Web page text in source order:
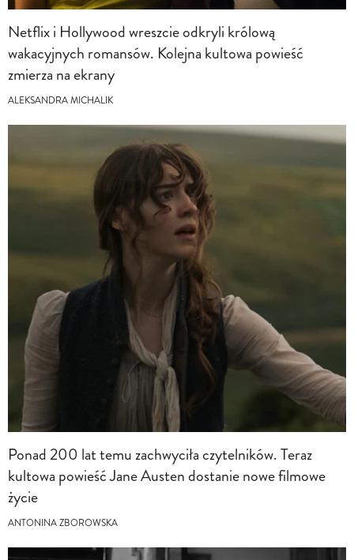
Netflix i Hollywood wreszcie odkryli królową
wakacyjnych romansów. Kolejna kultowa powieść
zmierza na ekrany
ALEKSANDRA MICHALIK
Ponad 200 lat temu zachwyciła czytelników. Teraz
kultowa powieść Jane Austen dostanie nowe filmowe
życie
ANTONINA ZBOROWSKA